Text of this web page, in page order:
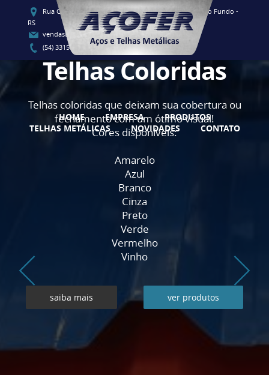
Rua Clementino Luis Vieira, 91 - CEP 99060-080 - Passo Fundo -
RS
vendas@acofersul.com.br
(54) 3315-1700 / (54) 3315-1707
HOME EMPRESA
PRODUTOS
TELHAS METÁLICAS
NOVIDADES CONTATO
Telhas Coloridas
Telhas coloridas que deixam sua cobertura ou
fechamento com um ótimo visual!
Cores disponíveis:
Amarelo
Azul
Branco
Cinza
Preto
Verde
Vermelho
Vinho
saiba mais ver produtos